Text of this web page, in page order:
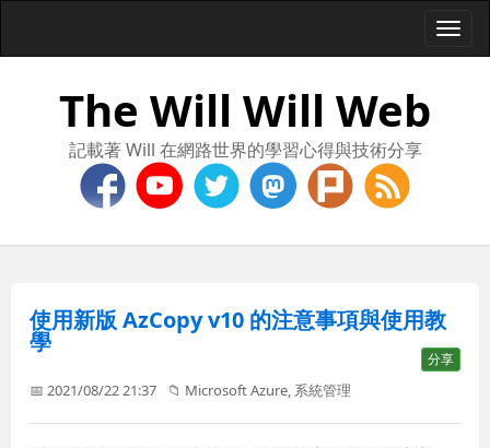
The Will Will Web
記載著 Will 在網路世界的學習心得與技術分享
使用新版 AzCopy v10 的注意事項與使用教
學
分享
📅 2021/08/22 21:37 📁 Microsoft Azure 系統管理